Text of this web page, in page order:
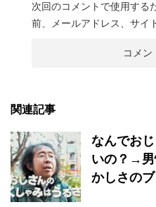
次回のコメントで使用する
前、メールアドレス、サイ
関連記事
なんでお
いの？→男
かしさの